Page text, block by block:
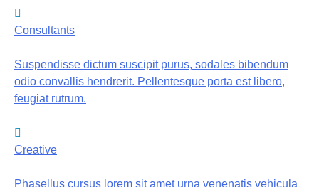
Consultants
Suspendisse dictum suscipit purus, sodales bibendum
odio convallis hendrerit. Pellentesque porta est libero,
feugiat rutrum.
Creative
Phasellus cursus lorem sit amet urna venenatis vehicula